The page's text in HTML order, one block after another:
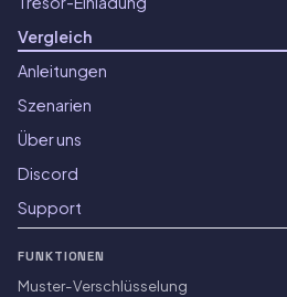
Vergleich
Anleitungen
Szenarien
Über uns
Discord
Support
FUNKTIONEN
Muster-Verschlüsselung